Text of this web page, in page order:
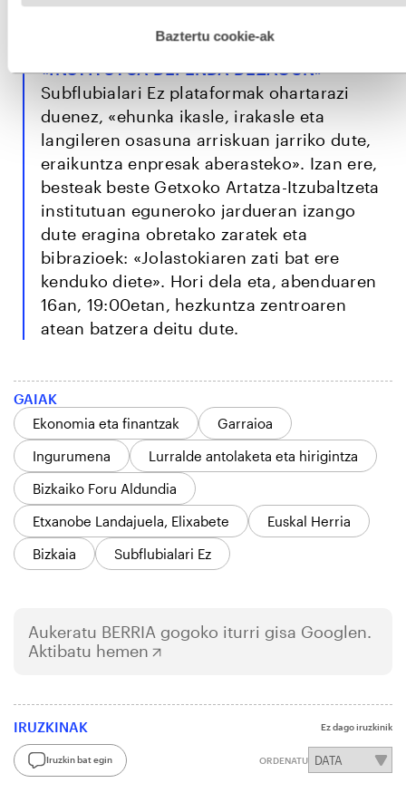
esplizitua ematen diguzu.Gehiago irakurri
Baztertu cookie-ak
«INSTITUTUA DEFENDA DEZAGUN»
Subflubialari Ez plataformak ohartarazi
duenez, «ehunka ikasle, irakasle eta
langileren osasuna arriskuan jarriko dute,
eraikuntza enpresak aberasteko». Izan ere,
besteak beste Getxoko Artatza-Itzubaltzeta
institutuan eguneroko jardueran izango
dute eragina obretako zaratek eta
bibrazioek: «Jolastokiaren zati bat ere
kenduko diete». Hori dela eta, abenduaren
16an, 19:00etan, hezkuntza zentroaren
atean batzera deitu dute.
GAIAK
Ekonomia eta finantzak
Garraioa
Ingurumena
Lurralde antolaketa eta hirigintza
Bizkaiko Foru Aldundia
Etxanobe Landajuela, Elixabete
Euskal Herria
Bizkaia
Subflubialari Ez
Aukeratu BERRIA gogoko iturri gisa Googlen.
Aktibatu hemen
IRUZKINAK Ez dago iruzkinik
Iruzkin bat egin ORDENATU